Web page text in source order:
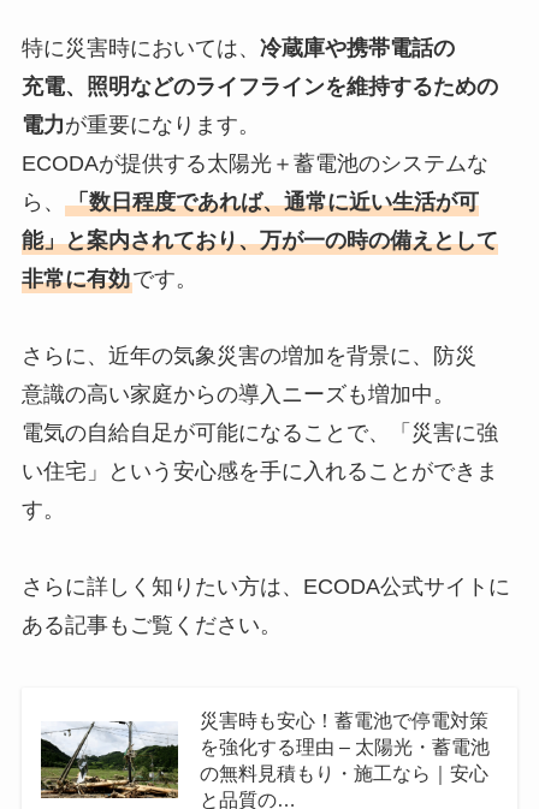
特に災害時においては、 冷蔵庫や携帯電話の
充電、照明などのライフラインを維持するための
電力が重要になります。
ECODAが提供する太陽光＋蓄電池のシステムな
ら、 「数日程度であれば、通常に近い生活が可
能」と案内されており、万が一の時の備えとして
非常に有効です。
さらに、近年の気象災害の増加を背景に、防災
意識の高い家庭からの導入ニーズも増加中。
電気の自給自足が可能になることで、「災害に強
い住宅」という安心感を手に入れることができま
す。
さらに詳しく知りたい方は、ECODA公式サイトに
ある記事もご覧ください。
災害時も安心！蓄電池で停電対策
を強化する理由 – 太陽光・蓄電池
の無料見積もり・施工なら｜安心
と品質の…